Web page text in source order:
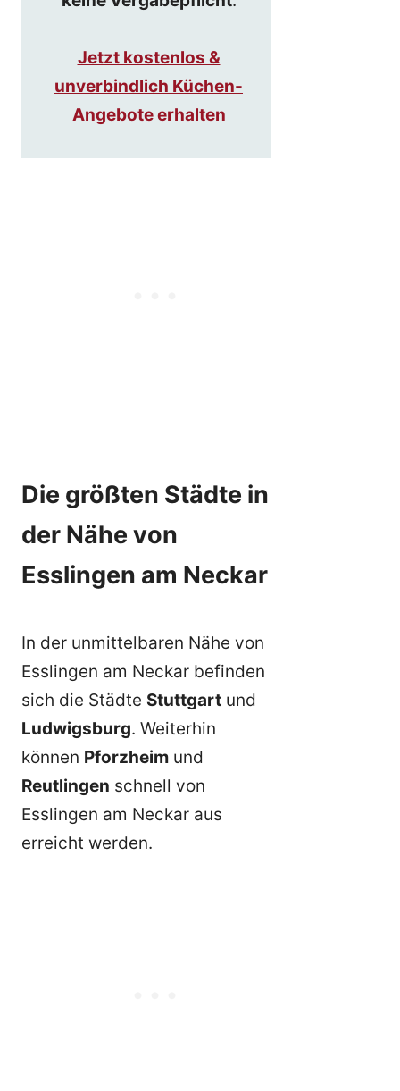
Jetzt kostenlos &
unverbindlich Küchen-
Angebote erhalten
Die größten Städte in
der Nähe von
Esslingen am Neckar
In der unmittelbaren Nähe von
Esslingen am Neckar befinden
sich die Städte Stuttgart und
Ludwigsburg. Weiterhin
können Pforzheim und
Reutlingen schnell von
Esslingen am Neckar aus
erreicht werden.